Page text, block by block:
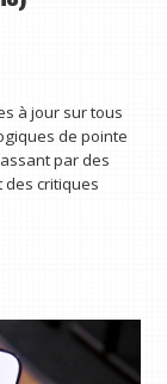
à jour sur tous
de pointe
par des
critiques